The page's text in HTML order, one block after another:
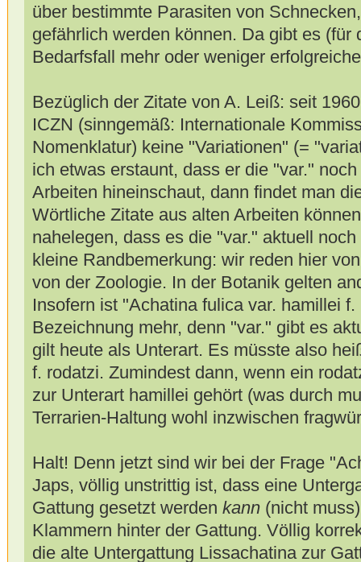
über bestimmte Parasiten von
gefährlich werden können. Da gibt es (für
Bedarfsfall mehr oder weniger
Bezüglich der Zitate von A. Leiß: seit
ICZN (sinngemäß: Internationale
Nomenklatur) keine "Variationen" (=
ich etwas erstaunt, dass er die "var."
Arbeiten hineinschaut, dann findet man
Wörtliche Zitate aus alten Arbeiten
nahelegen, dass es die "var." aktuell
kleine Randbemerkung: wir reden hier
von der Zoologie. In der Botanik gelten
Insofern ist "Achatina fulica var. hamillei
Bezeichnung mehr, denn "var." gibt es
gilt heute als Unterart. Es müsste also
f. rodatzi. Zumindest dann, wenn ein
zur Unterart hamillei gehört (was durch
Terrarien-Haltung wohl inzwischen
Halt! Denn jetzt sind wir bei der Frage
Japs, völlig unstrittig ist, dass eine
Gattung gesetzt werden kann(nicht
Klammern hinter der Gattung. Völlig
die alte Untergattung Lissachatina zur